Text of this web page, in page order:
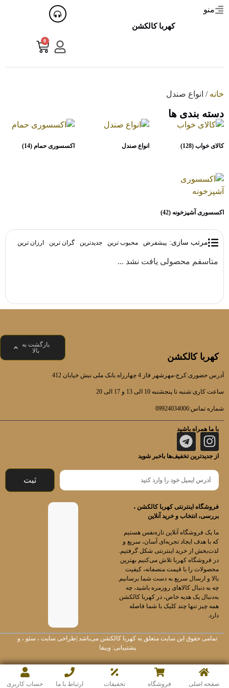
منو
کهربا کالکشن
0
خانه / انواع صندل
دسته بندی ها
کالای خواب (128) انواع صندل اکسسوری حمام (14)
اکسسوری آشپزخونه (42)
مرتب سازی: پیشفرض محبوب ترین جدیدترین گران ترین ارزان ترین
متاسفم محصولی یافت نشد ...
بازگشت به
بالا
کهربا کالکشن
آدرس حضوری:کرج-مهرشهر فاز 4 چهارراه بانک ملی نبش خیابان 412
ساعت کاری:شنبه تا پنجشنبه 10 الی 13 و 17 الی 20
شماره تماس:09924034006
با ما همراه باشید
از جدیدترین تخفیف‌ها باخبر شوید
ثبت
فروشگاه اینترنتی کهربا کالکشن ،
بررسی، انتخاب و خرید آنلاین
ما یک فروشگاه آنلاین تازه‌نفس هستیم
که با هدف ایجاد تجربه‌ای آسان، سریع و
لذت‌بخش از خرید اینترنتی شکل گرفتیم.
در فروشگاه کهربا تلاش می‌کنیم بهترین
محصولات را با قیمت منصفانه، کیفیت
بالا و ارسال سریع به دست شما برسانیم.
چه به دنبال کالاهای روزمره باشید، چه
به‌دنبال یک هدیه خاص، در کهربا کالکشن
همه چیز تنها چند کلیک با شما فاصله
دارد.
تمامی حقوق این سایت متعلق به کهربا کالکشن می‌باشد |طراحی سایت، سئو ، و
پشتیبانی: وبیفا
صفحه اصلی فروشگاه تخفیفات ارتباط با ما حساب کاربری